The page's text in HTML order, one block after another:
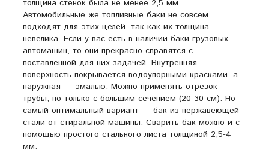
толщина стенок была не менее 2,5 мм.
Автомобильные же топливные баки не совсем
подходят для этих целей, так как их толщина
невелика. Если у вас есть в наличии баки грузовых
автомашин, то они прекрасно справятся с
поставленной для них задачей. Внутренняя
поверхность покрывается водоупорными красками, а
наружная — эмалью. Можно применять отрезок
трубы, но только с большим сечением (20-30 см). Но
самый оптимальный вариант — бак из нержавеющей
стали от стиральной машины. Сварить бак можно и с
помощью простого стального листа толщиной 2,5-4
мм.